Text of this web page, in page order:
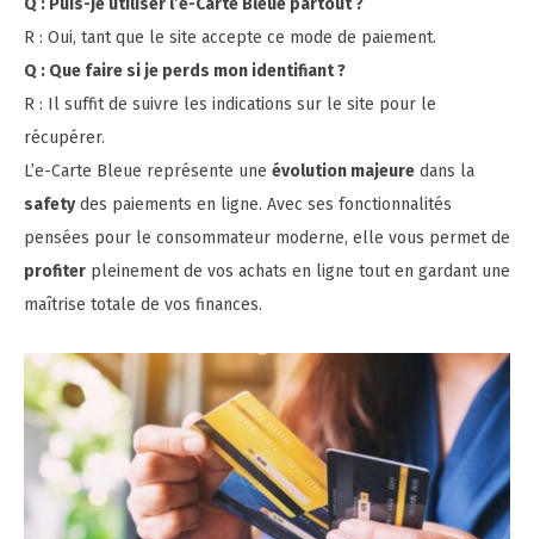
R : Oui, tant que le site accepte ce mode de paiement.
Q : Que faire si je perds mon identifiant ?
R : Il suffit de suivre les indications sur le site pour le
récupérer.
L’e-Carte Bleue représente une évolution majeure dans la
safetydes paiements en ligne. Avec ses fonctionnalités
pensées pour le consommateur moderne, elle vous permet de
profiter pleinement de vos achats en ligne tout en gardant une
maîtrise totale de vos finances.